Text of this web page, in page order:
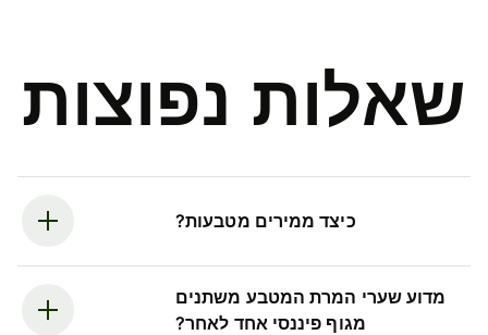
שאלות נפוצות
כיצד ממירים מטבעות?
מדוע שערי המרת המטבע משתנים
מגוף פיננסי אחד לאחר?